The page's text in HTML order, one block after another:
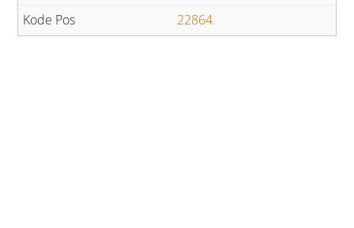
22864